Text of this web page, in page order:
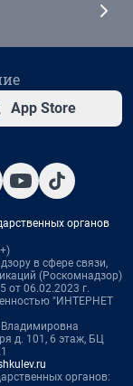
App Store
органов
в сфере связи,
(Роскомнадзор)
06.02.2023 г.
"ИНТЕРНЕТ
д. 101, 6 этаж, БЦ
органов: